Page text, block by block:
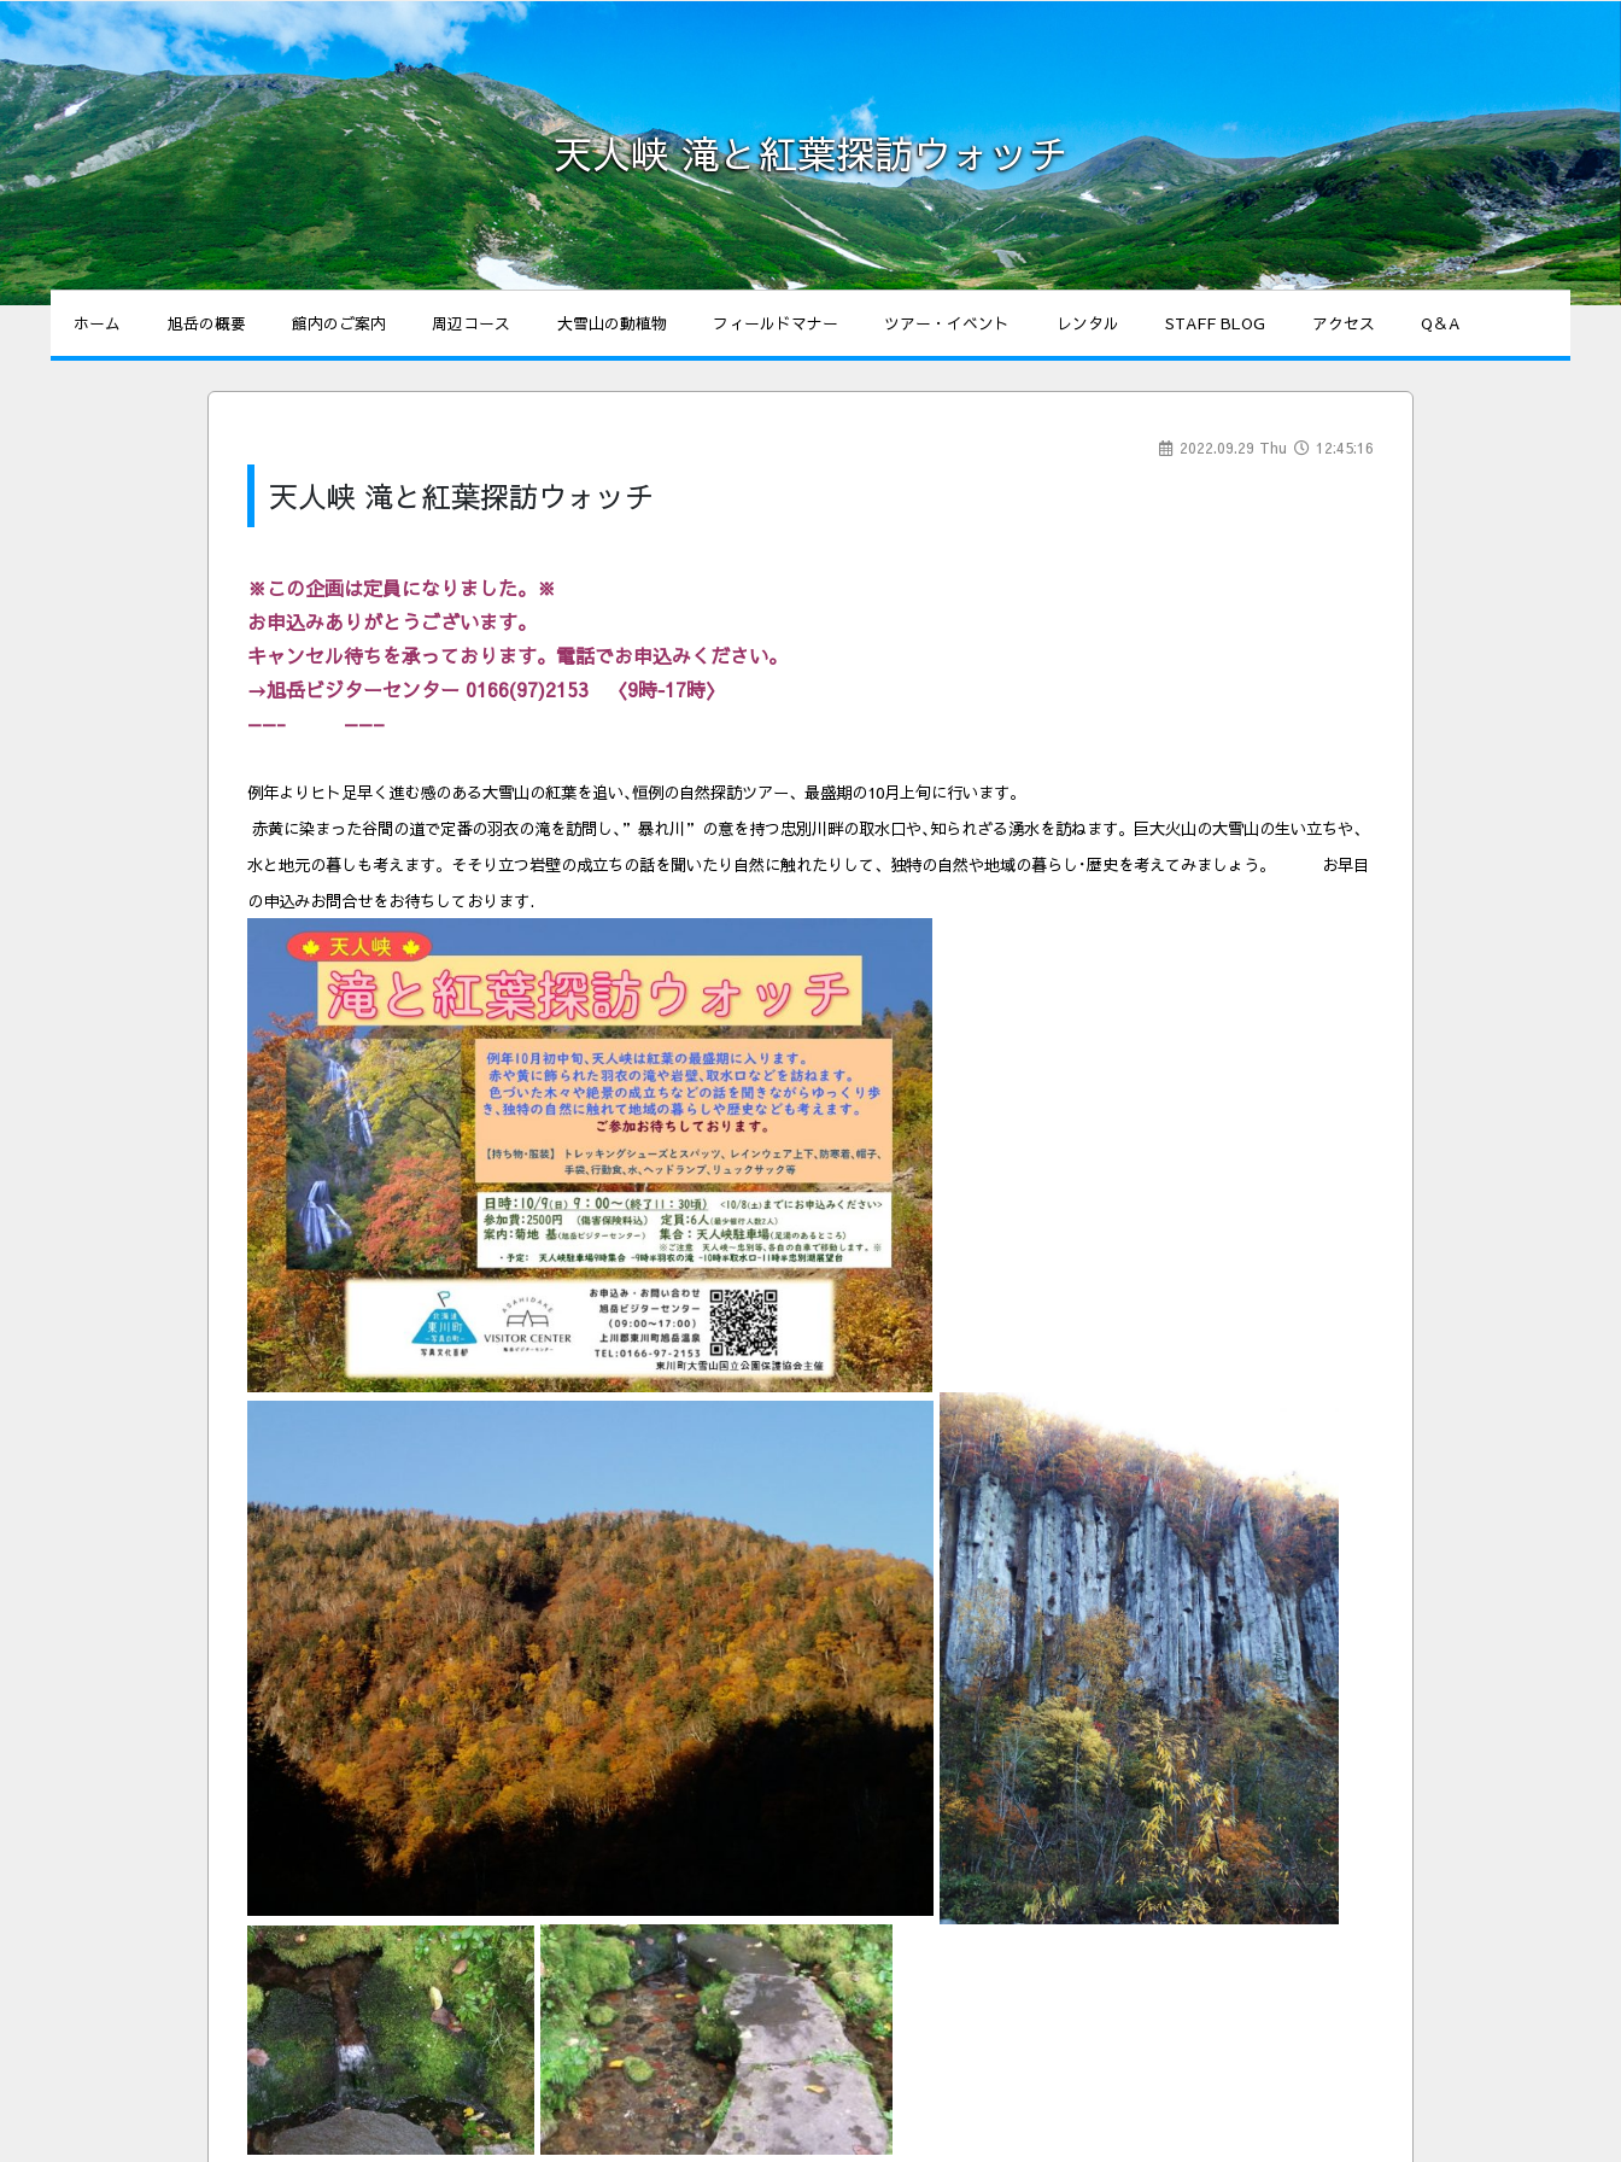
天人峡 滝と紅葉探訪ウォッチ
ホーム 旭岳の概要 館内のご案内 周辺コース 大雪山の動植物 フィールドマナー ツアー・イベント レンタル STAFF BLOG アクセス Q＆A
2022.09.29 Thu 12:45:16
天人峡 滝と紅葉探訪ウォッチ
※この企画は定員になりました。※
お申込みありがとうございます。
キャンセル待ちを承っております。電話でお申込みください。
→旭岳ビジターセンター 0166(97)2153 〈9時‐17時〉
——- ——–
例年よりヒト足早く進む感のある大雪山の紅葉を追い､恒例の自然探訪ツアー、最盛期の10月上旬に行います。
赤黄に染まった谷間の道で定番の羽衣の滝を訪問し､”暴れ川”の意を持つ忠別川畔の取水口や､知られざる湧水を訪ねます。巨大火山の大雪山の生い立ちや、
水と地元の暮しも考えます。そそり立つ岩壁の成立ちの話を聞いたり自然に触れたりして、独特の自然や地域の暮らし･歴史を考えてみましょう。
お早目
の申込みお問合せをお待ちしております.